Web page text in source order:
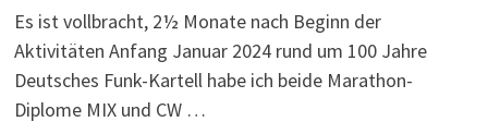
Es ist vollbracht, 2½ Monate nach Beginn der
Aktivitäten Anfang Januar 2024 rund um 100 Jahre
Deutsches Funk-Kartell habe ich beide Marathon-
Diplome MIX und CW …